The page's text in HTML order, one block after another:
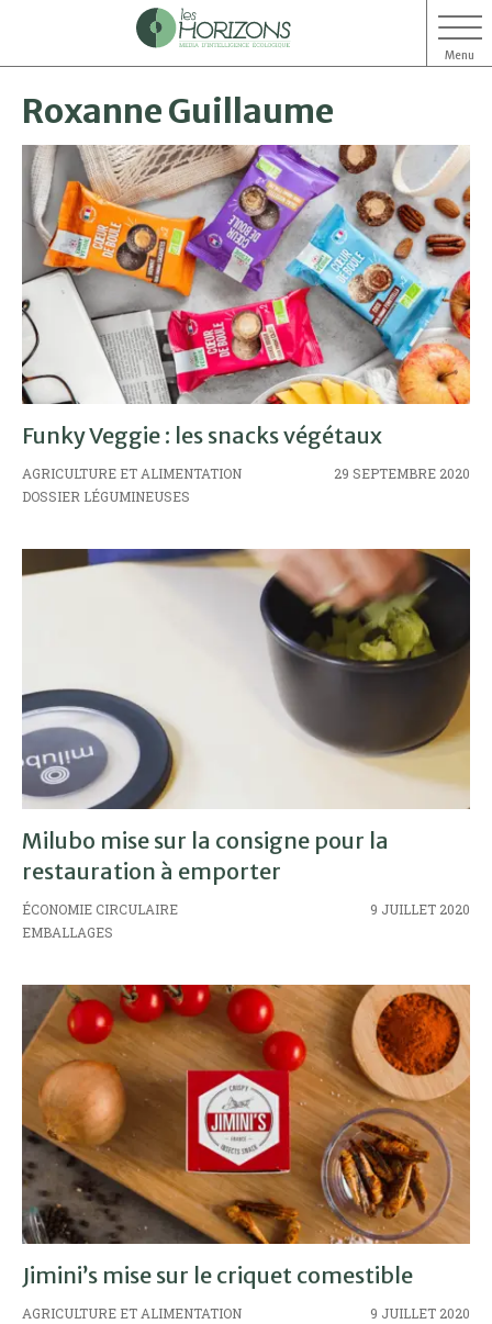
Aller
Aller
Menu
Roxanne Guillaume
Funky Veggie : les snacks végétaux
AGRICULTURE ET ALIMENTATION
DOSSIER LÉGUMINEUSES
29 SEPTEMBRE 2020
Milubo mise sur la consigne pour la
restauration à emporter
ÉCONOMIE CIRCULAIRE
EMBALLAGES
9 JUILLET 2020
Jimini’s mise sur le criquet comestible
AGRICULTURE ET ALIMENTATION
9 JUILLET 2020